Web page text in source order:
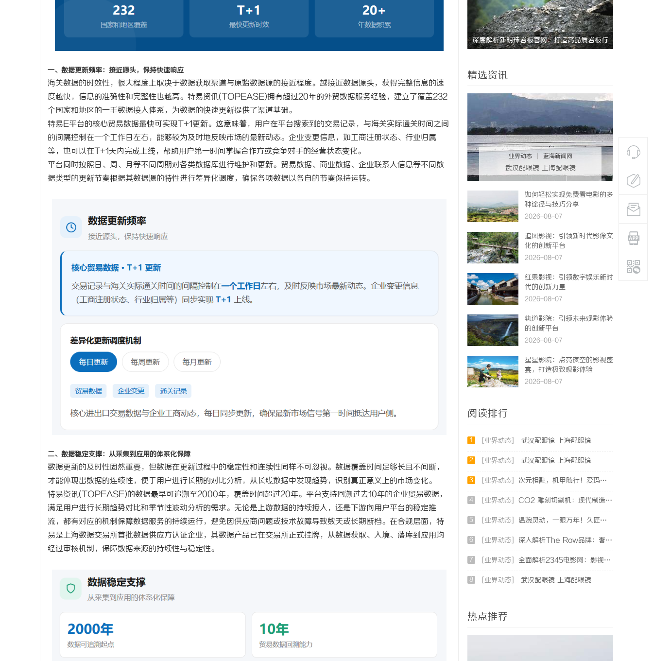
一、数据更新频率：接近源头，保持快速响应
海关数据的时效性，很大程度上取决于数据获取渠道与原始数据源的接近程度。越接近数据源头，获得完整信息的速
度越快，信息的准确性和完整性也越高。 特易资讯(TOPEASE)拥有超过20年的外贸数据服务经验，建立了覆盖232
个国家和地区的一手数据接入体系，为数据的快速更新提供了渠道基础。
特易E平台的核心贸易数据最快可实现T+1更新。这意味着，用户在平台搜索到的交易记录，与海关实际通关时间之间
的间隔控制在一个工作日左右，能够较为及时地反映市场的最新动态。企业变更信息，如工商注册状态、行业归属
等，也可以在T+1天内完成上线，帮助用户第一时间掌握合作方或竞争对手的经营状态变化。
平台同时按照日、周、月等不同周期对各类数据库进行维护和更新。贸易数据、商业数据、企业联系人信息等不同数
据类型的更新节奏根据其数据源的特性进行差异化调度，确保各项数据以各自的节奏保持运转。
二、数据稳定支撑：从采集到应用的体系化保障
数据更新的及时性固然重要，但数据在更新过程中的稳定性和连续性同样不可忽视。数据覆盖时间足够长且不间断，
才能体现出数据的连续性，便于用户进行长期的对比分析，从长线数据中发现趋势，识别真正意义上的市场变化。
特易资讯(TOPEASE)的数据最早可追溯至2000年，覆盖时间超过20年。平台支持回溯过去10年的企业贸易数据，
满足用户进行长期趋势对比和季节性波动分析的需求。无论是上游数据的持续接入，还是下游向用户平台的稳定推
流，都有对应的机制保障数据服务的持续运行，避免因供应商问题或技术故障导致数天或长期断档。在合规层面，特
易是上海数据交易所首批数据供应方认证企业，其数据产品已在交易所正式挂牌，从数据获取、入境、落库到应用均
经过审核机制，保障数据来源的持续性与稳定性。
深度解析新明珠岩板官网：打造高品质岩板行
精选资讯
业界动态 蓝海新闻网
武汉配眼镜 上海配眼镜
如何轻松实现免费看电影的多
种途径与技巧分享
2026-08-07
追风影视：引领新时代影像文
化的创新平台
2026-08-07
红果影视：引领数字娱乐新时
代的创新力量
2026-08-07
轨道影院：引领未来观影体验
的创新平台
2026-08-07
星星影院：点亮夜空的影视盛
宴，打造极致观影体验
2026-08-07
阅读排行
1 [业界动态] 武汉配眼镜 上海配眼镜
2 [业界动态] 武汉配眼镜 上海配眼镜
3 [业界动态] 次元相融，机甲随行！爱玛黑翼S360电竞版焕新登场
4 [业界动态] CO2 雕刻切割机：现代制造业的变革者
5 [业界动态] 温婉灵动，一眼万年！久匠量身定制的眉眼唇，才是你整张脸的点睛之笔！淡颜系女生的气质加分项
6 [业界动态] 深入解析The Row品牌：奢华时尚的典范与设计哲学
7 [业界动态] 全面解析2345电影网：影视资源的海量宝库与观影新体验
8 [业界动态] 武汉配眼镜 上海配眼镜
热点推荐